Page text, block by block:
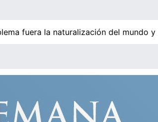
fuera la naturalización del mundo y